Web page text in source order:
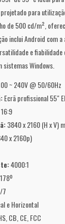
para
de 500 cd/m²,
inclui Android com
e fiabilidade
Windows.
~ 240V @ 50/60Hz
Ecrã profissional 55"
16:9
3840 x 2160 (H x V)
x 2160p)
4000:1
178º
7
e Horizontal
CB, CE, FCC